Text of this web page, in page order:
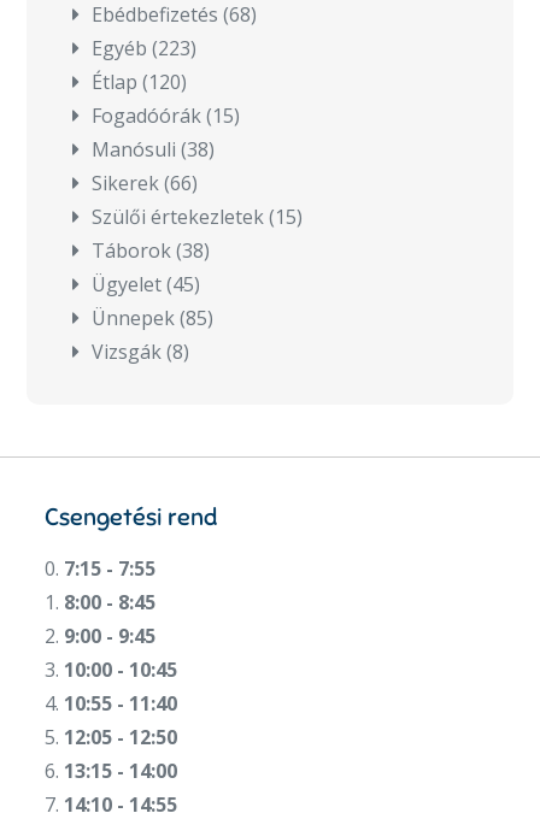
Ebédbefizetés (68)
Egyéb (223)
Étlap (120)
Fogadóórák(15)
Manósuli (38)
Sikerek(66)
Szülői értekezletek(15)
Táborok(38)
Ügyelet(45)
Ünnepek(85)
Vizsgák(8)
Csengetési rend
0. 7:15 - 7:55
1. 8:00 - 8:45
2. 9:00 - 9:45
3. 10:00 - 10:45
4. 10:55 - 11:40
5. 12:05 - 12:50
6. 13:15 - 14:00
7. 14:10 - 14:55